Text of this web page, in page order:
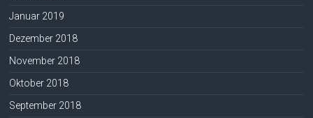
Januar 2019
Dezember 2018
November 2018
Oktober 2018
September 2018